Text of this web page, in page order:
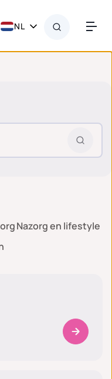
NL
Nazorg en lifestyle